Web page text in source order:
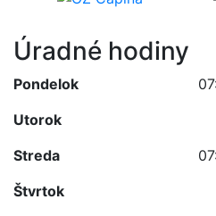
Úradné hodiny
Pondelok
Utorok
Streda
Štvrtok